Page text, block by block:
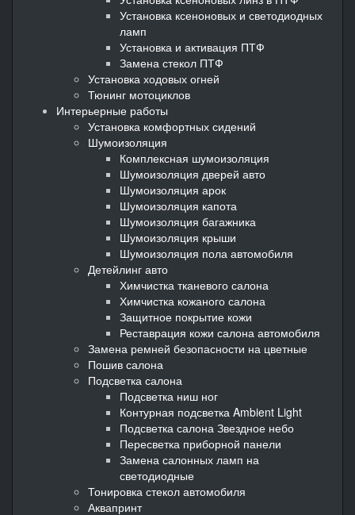
Установка ксеноновых и светодиодных
ламп
Установка и активация ПТФ
Замена стекол ПТФ
Установка ходовых огней
Тюнинг мотоциклов
Интерьерные работы
Установка комфортных сидений
Шумоизоляция
Комплексная шумоизоляция
Шумоизоляция дверей авто
Шумоизоляция арок
Шумоизоляция капота
Шумоизоляция багажника
Шумоизоляция крыши
Шумоизоляция пола автомобиля
Детейлинг авто
Химчистка тканевого салона
Химчистка кожаного салона
Защитное покрытие кожи
Реставрация кожи салона автомобиля
Замена ремней безопасности на цветные
Пошив салона
Подсветка салона
Подсветка ниш ног
Контурная подсветка Ambient Light
Подсветка салона Звездное небо
Пересветка приборной панели
Замена салонных ламп на
светодиодные
Тонировка стекол автомобиля
Аквапринт